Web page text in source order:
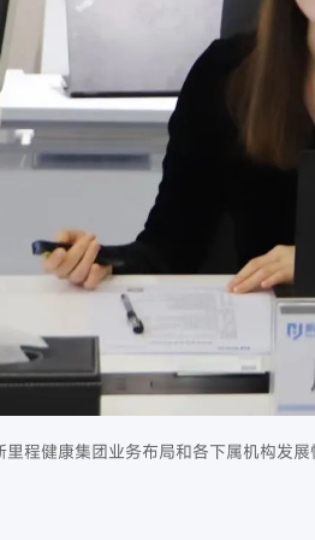
里程健康集团业务布局和各下属机构发